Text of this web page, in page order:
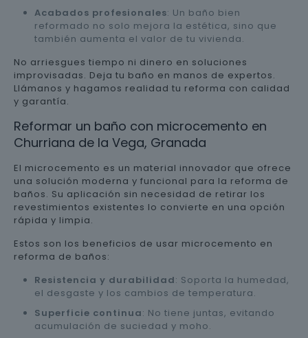
Acabados profesionales: Un baño bien
reformado no solo mejora la estética, sino que
también aumenta el valor de tu vivienda.
No arriesgues tiempo ni dinero en soluciones
improvisadas. Deja tu baño en manos de expertos.
Llámanos y hagamos realidad tu reforma con calidad
y garantía.
Reformar un baño con microcemento en
Churriana de la Vega, Granada
El microcemento es un material innovador que ofrece
una solución moderna y funcional para la reforma de
baños. Su aplicación sin necesidad de retirar los
revestimientos existentes lo convierte en una opción
rápida y limpia.
Estos son los beneficios de usar microcemento en
reforma de baños:
Resistencia y durabilidad: Soporta la humedad,
el desgaste y los cambios de temperatura.
Superficie continua: No tiene juntas, evitando
acumulación de suciedad y moho.